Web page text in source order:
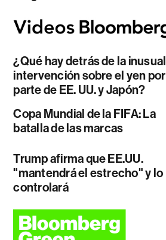
¿Qué hay detrás de la inusual
intervención sobre el yen por
parte de EE. UU. y Japón?
Copa Mundial de la FIFA: La
batalla de las marcas
Trump afirma que EE.UU.
"mantendrá el estrecho" y lo
controlará